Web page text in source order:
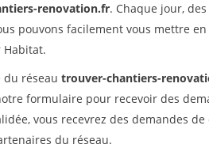
renovation.fr. Chaque jour,
pouvons facilement vous mettre
du réseau trouver-chantiers-
formulaire pour recevoir des
vous recevrez des demandes
du réseau.